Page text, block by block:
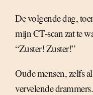
De volgende dag,
mijn CT-scan zat te
“Zuster! Zuster!”
Oude mensen, zelfs
vervelende